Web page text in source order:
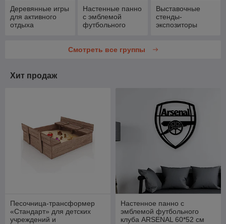
Деревянные игры
для активного
отдыха
Настенные панно
с эмблемой
футбольного
Выставочные
стенды-
экспозиторы
Смотреть все группы
Хит продаж
Песочница-трансформер
«Стандарт» для детских
учреждений и
Настенное панно с
эмблемой футбольного
клуба ARSENAL 60*52 см